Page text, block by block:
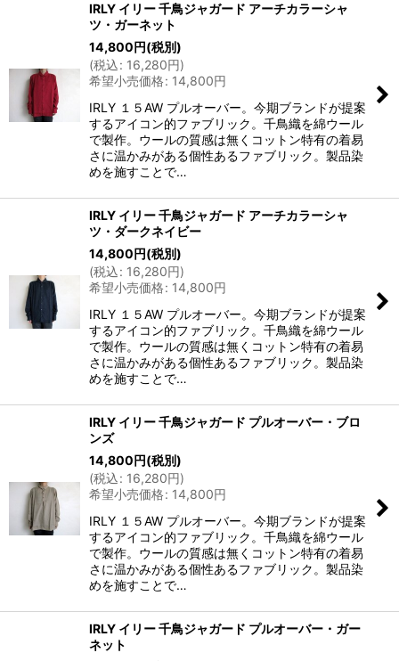
IRLY イリー 千鳥ジャガード アーチカラーシャ
ツ・ガーネット
14,800円(税別)
(税込: 16,280円)
希望小売価格: 14,800円
IRLY １５AW プルオーバー。今期ブランドが提案
するアイコン的ファブリック。千鳥織を綿ウール
で製作。ウールの質感は無くコットン特有の着易
さに温かみがある個性あるファブリック。製品染
めを施すことで…
IRLY イリー 千鳥ジャガード アーチカラーシャ
ツ・ダークネイビー
14,800円(税別)
(税込: 16,280円)
希望小売価格: 14,800円
IRLY １５AW プルオーバー。今期ブランドが提案
するアイコン的ファブリック。千鳥織を綿ウール
で製作。ウールの質感は無くコットン特有の着易
さに温かみがある個性あるファブリック。製品染
めを施すことで…
IRLY イリー 千鳥ジャガード プルオーバー・ブロ
ンズ
14,800円(税別)
(税込: 16,280円)
希望小売価格: 14,800円
IRLY １５AW プルオーバー。今期ブランドが提案
するアイコン的ファブリック。千鳥織を綿ウール
で製作。ウールの質感は無くコットン特有の着易
さに温かみがある個性あるファブリック。製品染
めを施すことで…
IRLY イリー 千鳥ジャガード プルオーバー・ガー
ネット